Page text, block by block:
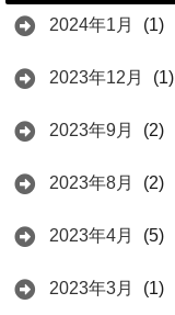
2024年1月 (1)
2023年12月 (1)
2023年9月 (2)
2023年8月 (2)
2023年4月 (5)
2023年3月 (1)